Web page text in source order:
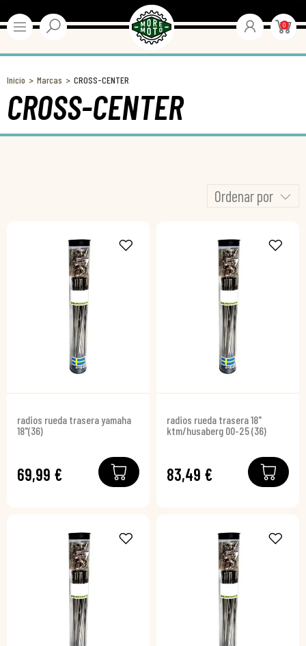
0
Inicio Marcas CROSS-CENTER
CROSS-CENTER
Ordenar por
radios rueda trasera yamaha
18"(36)
69,99 €
radios rueda trasera 18"
ktm/husaberg 00-25 (36)
83,49 €